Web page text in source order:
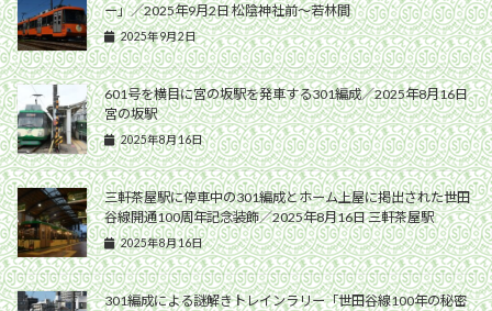
ー」／2025年9月2日 松陰神社前〜若林間
2025年9月2日
601号を横目に宮の坂駅を発車する301編成／2025年8月16日
宮の坂駅
2025年8月16日
三軒茶屋駅に停車中の301編成とホーム上屋に掲出された世田
谷線開通100周年記念装飾／2025年8月16日 三軒茶屋駅
2025年8月16日
301編成による謎解きトレインラリー「世田谷線100年の秘密